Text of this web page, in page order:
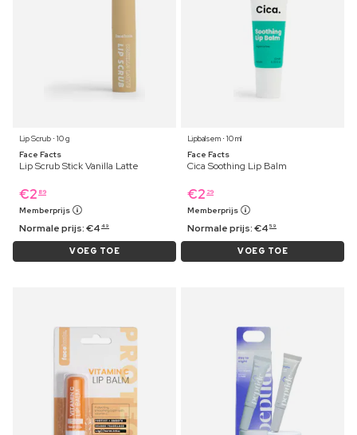
Lip Scrub ⋅ 10 g
Face Facts
Lip Scrub Stick Vanilla Latte
€2 89
Memberprijs
Normale prijs:€4 49
VOEG TOE
Lipbalsem ⋅ 10 ml
Face Facts
Cica Soothing Lip Balm
€2 29
Memberprijs
Normale prijs:€4 59
VOEG TOE